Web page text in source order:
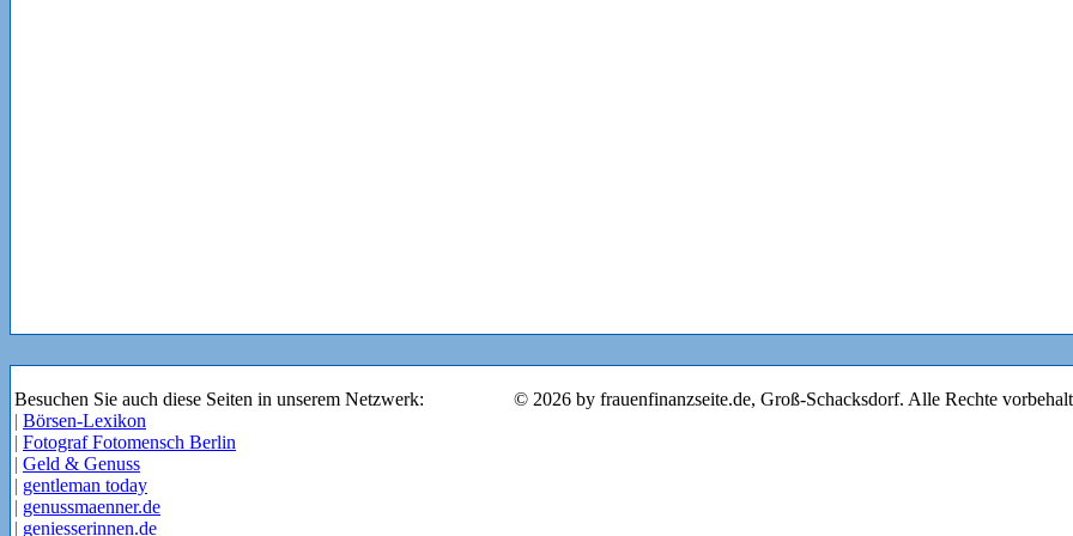
Besuchen Sie auch diese Seiten in unserem Netzwerk:
| Börsen-Lexikon
| Fotograf Fotomensch Berlin
| Geld & Genuss
| gentleman today
| genussmaenner.de
| geniesserinnen.de
© 2026 by frauenfinanzseite.de, Groß-Schacksdorf. Alle Rechte